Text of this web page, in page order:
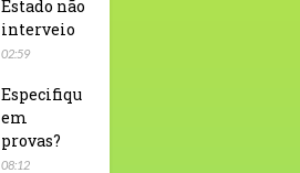
Estado não
interveio
02:59
Especifiqu
em
provas?
08:12